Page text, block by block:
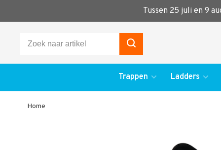
Tussen 25 juli en 9
Trappen Ladders
Home